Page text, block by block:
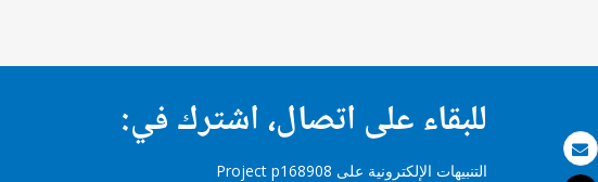
بريد الكتروني
للبقاء على اتصال، اشترك في:
التنبيهات الإلكترونية على Project p168908